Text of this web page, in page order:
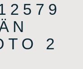
2